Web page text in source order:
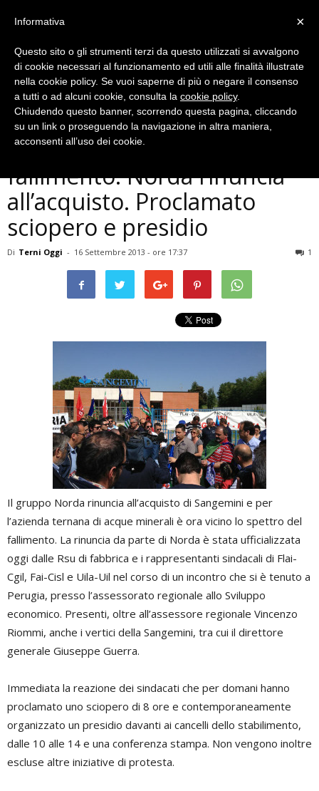
Economia
Sangemini a rischio
fallimento: Norda rinuncia
all’acquisto. Proclamato
sciopero e presidio
Di Terni Oggi - 16 Settembre 2013 - ore 17:37 1
Il gruppo Norda rinuncia all’acquisto di Sangemini e per
l’azienda ternana di acque minerali è ora vicino lo spettro del
fallimento. La rinuncia da parte di Norda è stata ufficializzata
oggi dalle Rsu di fabbrica e i rappresentanti sindacali di Flai-
Cgil, Fai-Cisl e Uila-Uil nel corso di un incontro che si è tenuto a
Perugia, presso l’assessorato regionale allo Sviluppo
economico. Presenti, oltre all’assessore regionale Vincenzo
Riommi, anche i vertici della Sangemini, tra cui il direttore
generale Giuseppe Guerra.
Immediata la reazione dei sindacati che per domani hanno
proclamato uno sciopero di 8 ore e contemporaneamente
organizzato un presidio davanti ai cancelli dello stabilimento,
dalle 10 alle 14 e una conferenza stampa. Non vengono inoltre
escluse altre iniziative di protesta.
×
Informativa
Questo sito o gli strumenti terzi da questo utilizzati si avvalgono
di cookie necessari al funzionamento ed utili alle finalità illustrate
nella cookie policy. Se vuoi saperne di più o negare il consenso
a tutti o ad alcuni cookie, consulta la cookie policy.
Chiudendo questo banner, scorrendo questa pagina, cliccando
su un link o proseguendo la navigazione in altra maniera,
acconsenti all’uso dei cookie.